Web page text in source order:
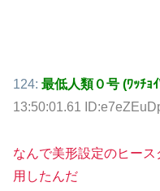
124: 最低人類０号 (ﾜｯﾁｮ
13:50:01.61
なんで美形設定のヒー
用したんだ